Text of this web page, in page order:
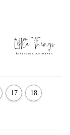
17
cm
18
cm